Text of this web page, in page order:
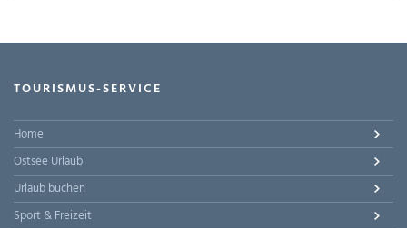
TOURISMUS-SERVICE
Home
Ostsee Urlaub
Urlaub buchen
Sport & Freizeit